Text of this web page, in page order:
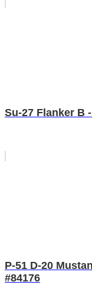
Su-27 Flanker B
P-51 D-20
#84176